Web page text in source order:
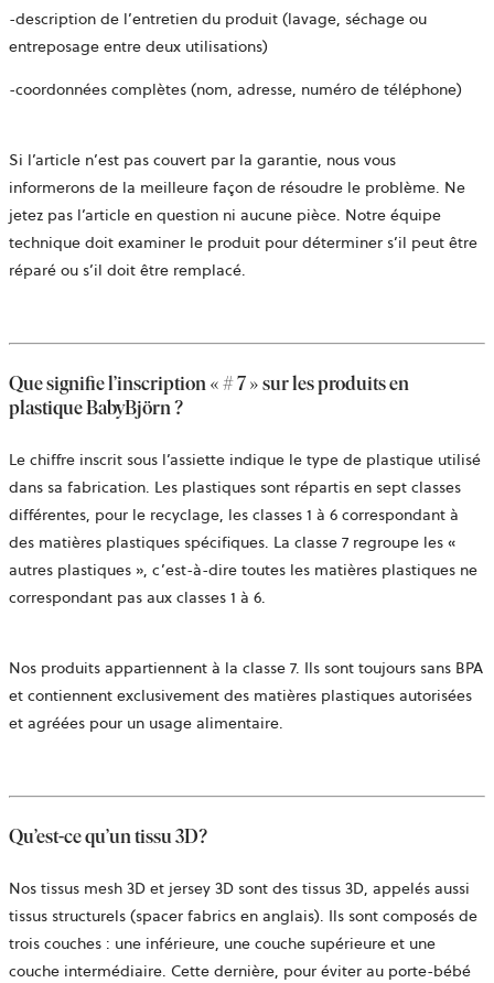
-description de l’entretien du produit (lavage, séchage ou
entreposage entre deux utilisations)
-coordonnées complètes (nom, adresse, numéro de téléphone)
Si l’article n’est pas couvert par la garantie, nous vous
informerons de la meilleure façon de résoudre le problème. Ne
jetez pas l’article en question ni aucune pièce. Notre équipe
technique doit examiner le produit pour déterminer s’il peut être
réparé ou s’il doit être remplacé.
Que signifie l’inscription « # 7 » sur les produits en
plastique BabyBjörn ?
Le chiffre inscrit sous l’assiette indique le type de plastique utilisé
dans sa fabrication. Les plastiques sont répartis en sept classes
différentes, pour le recyclage, les classes 1 à 6 correspondant à
des matières plastiques spécifiques. La classe 7 regroupe les «
autres plastiques », c’est-à-dire toutes les matières plastiques ne
correspondant pas aux classes 1 à 6.
Nos produits appartiennent à la classe 7. Ils sont toujours sans BPA
et contiennent exclusivement des matières plastiques autorisées
et agréées pour un usage alimentaire.
Qu’est-ce qu’un tissu 3D?
Nos tissus mesh 3D et jersey 3D sont des tissus 3D, appelés aussi
tissus structurels (spacer fabrics en anglais). Ils sont composés de
trois couches : une inférieure, une couche supérieure et une
couche intermédiaire. Cette dernière, pour éviter au porte-bébé